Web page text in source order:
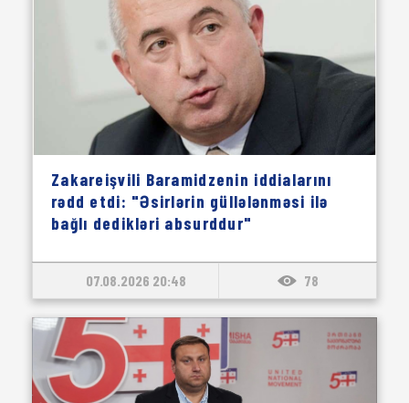
Zakareişvili Baramidzenin iddialarını
rədd etdi: "Əsirlərin güllələnməsi ilə
bağlı dedikləri absurddur"
07.08.2026 20:48 78